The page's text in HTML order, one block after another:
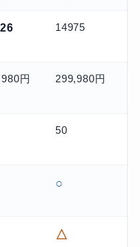
14975
円 299,980円
50
○
△